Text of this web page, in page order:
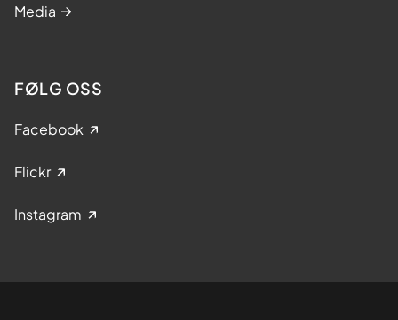
Media
FØLG OSS
Facebook
Flickr
Instagram